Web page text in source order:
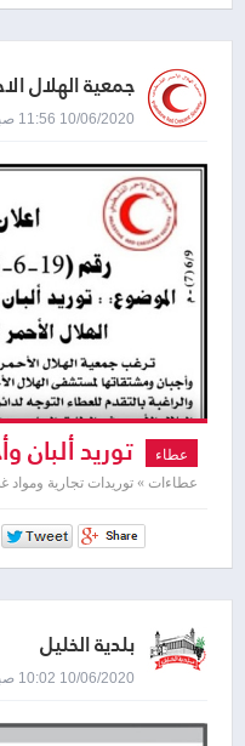
جمعية الهلال
10/06/2020 11:56 صباحاً
عطاء توريد ألبان
عطاءات » توريدات تجارية ومواد
بلدية الخليل
10/06/2020 10:02 صباحاً